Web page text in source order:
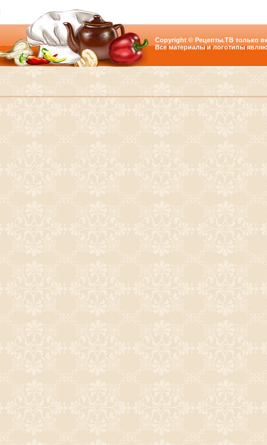
Copyright © Рецепты.ТВ только
Все материалы и логотипы